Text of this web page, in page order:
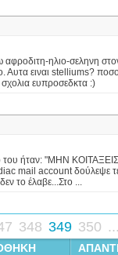
ηλιο-σεληνη
ειναι stelliums?
ευπροσεδκτα :)
του ήταν: "ΜΗΝ
mail account δούλεψε
το έλαβε...Στο ...
348 349 350 ...